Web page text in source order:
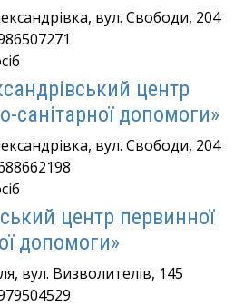
вул. Свободи, 204
центр
санітарної допомоги»
вул. Свободи, 204
центр первинної
допомоги»
вул. Визволителів, 145